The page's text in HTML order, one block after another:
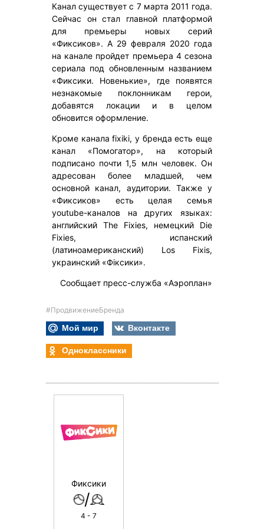
Канал существует с 7 марта 2011 года.
Сейчас он стал главной платформой
для премьеры новых серий
«Фиксиков». А 29 февраля 2020 года
на канале пройдет премьера 4 сезона
сериала под обновленным названием
«Фиксики. Новенькие», где появятся
незнакомые поклонникам герои,
добавятся локации и в целом
обновится оформление.
Кроме канала fixiki, у бренда есть еще
канал «Помогатор», на который
подписано почти 1,5 млн человек. Он
адресован более младшей, чем
основной канал, аудитории. Также у
«Фиксиков» есть целая семья
youtube-каналов на других языках:
английский The Fixies, немецкий Die
Fixies, испанский
(латиноамериканский) Los Fixis,
украинский «Фіксики».
Сообщает пресс-служба «Аэроплан»
#ПродвижениеБренда
Мой мир
Вконтакте
Одноклассники
Фиксики
/
4 - 7